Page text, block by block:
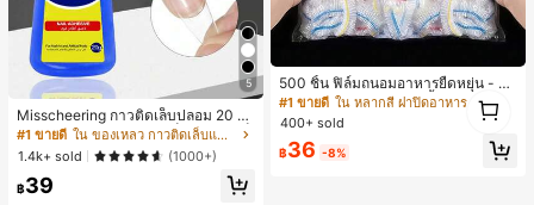
5
Misscheering กาวติดเล็บปลอม 20 กรั
ม แรงยึดสูง เจลสติกเกอร์เล็บนุ่ม แห้งเร็
ว เหมาะสำหรับผู้เริ่มต้นทำเล็บ ติดทนน
าน
#1 ขายดี
ใน ของเหลว กาวติดเล็บและสารยึดติด
1.4k+ sold
(1000+)
฿39
500 ชิ้น ฟิล์มถนอมอาหารยืดหยุ่น - ฝา
ครอบจานใสยืดหยุ่น, ใช้ซ้ำได้, หลากห
ลายฟังก์ชัน, ไม่มีกลิ่น, ป้องกันฝุ่น เหมา
ะสำหรับบ้าน, ร้านอาหาร, ปิกนิก - เหม
าะกับขนาดจานทุกขนาด, สิ่งจำเป็นสำ
หรับปิกนิก | ฟิล์มบรรจุภัณฑ์ตกแต่ง | ฟิ
#1 ขายดี ใน หลากสี ฝาปิดอาหาร
400+ sold
฿36 -8%